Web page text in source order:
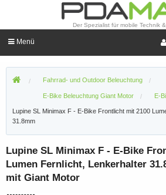
Der Spezialist für mobile Technik
Menü
Fahrrad- und Outdoor Beleuchtung
E-Bike Beleuchtung Giant Motor E-
Lupine SL Minimax F - E-Bike Frontlicht mit 2100
31.8mm
Lupine SL Minimax F - E-Bike
Lumen Fernlicht, Lenkerhalter
mit Giant Motor